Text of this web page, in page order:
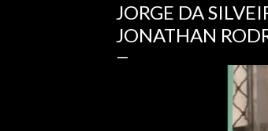
JORGE DA
JONATHAN